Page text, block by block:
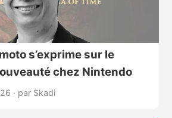
s’exprime sur le
chez Nintendo
· par Skadi